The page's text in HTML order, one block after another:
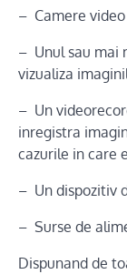
– Camere video
– Unul sau mai
vizualiza
– Un
inregistra
cazurile in care
– Un dispozitiv
– Surse de
Dispunand de